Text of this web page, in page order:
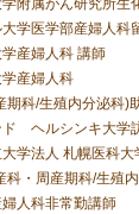
ん研究所生化
学医学部産婦人科
産婦人科 講師
産婦人科
殖内分泌科)助
ヘルシンキ大学
学法人 札幌医科大
期科/生殖内分
人科非常勤講師